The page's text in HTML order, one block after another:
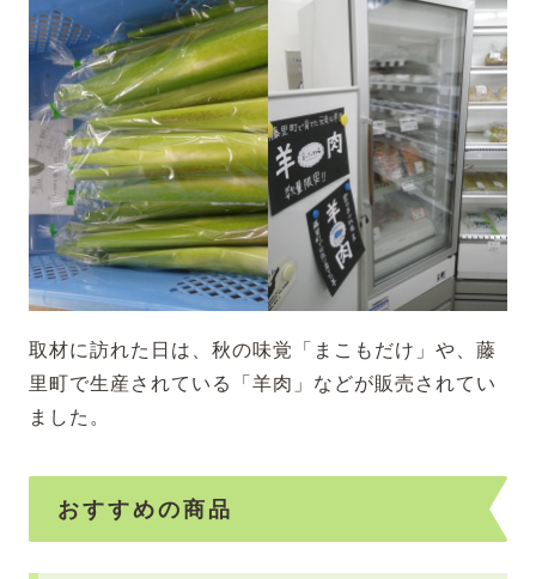
取材に訪れた日は、秋の味覚「まこもだけ」や、藤
里町で生産されている「羊肉」などが販売されてい
ました。
おすすめの商品